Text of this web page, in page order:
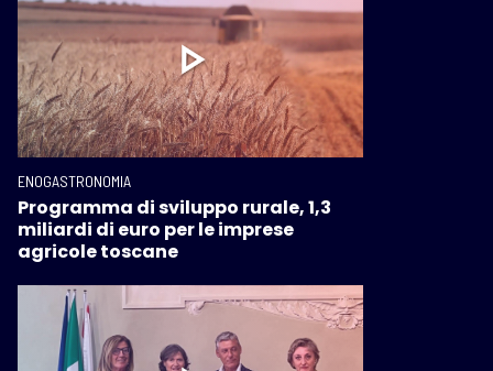
ENOGASTRONOMIA
Programma di sviluppo rurale, 1,3
miliardi di euro per le imprese
agricole toscane